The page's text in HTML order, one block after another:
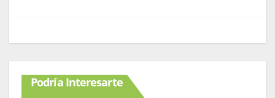
Podría Interesarte